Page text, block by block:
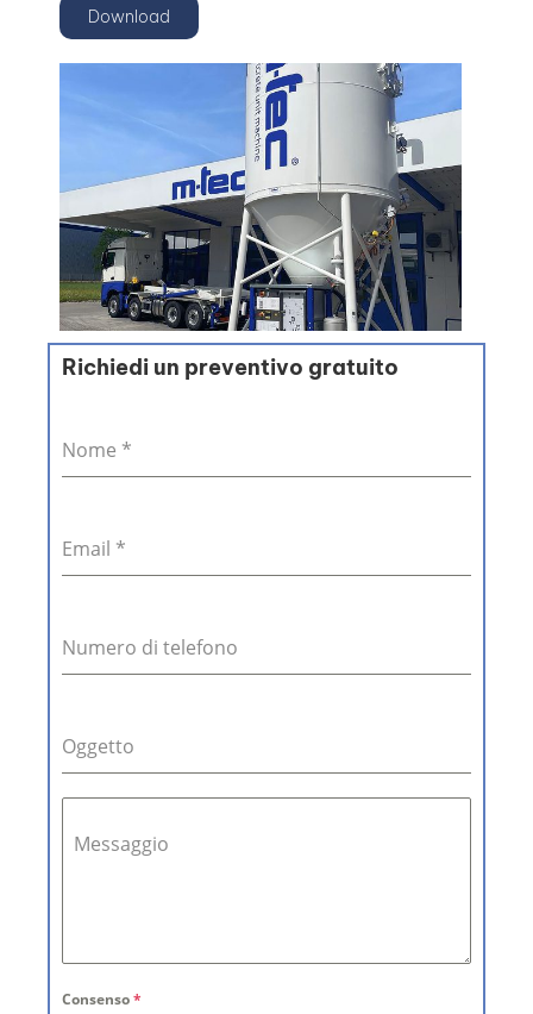
Download
Richiedi un preventivo gratuito
Nome *
Email *
Numero di telefono
Oggetto
Messaggio
Consenso*